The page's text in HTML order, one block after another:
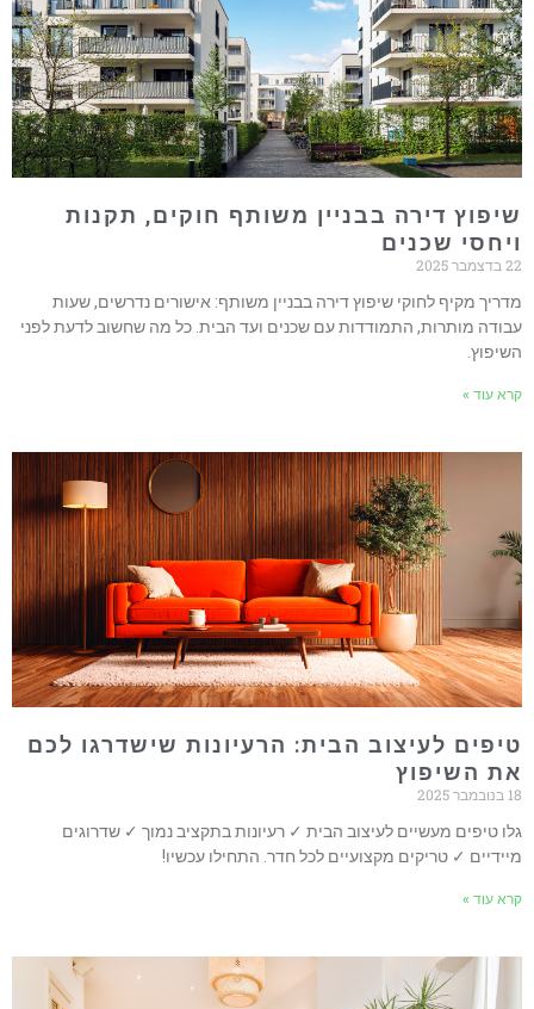
שיפוץ דירה בבניין משותף חוקים, תקנות
ויחסי שכנים
22 בדצמבר 2025
מדריך מקיף לחוקי שיפוץ דירה בבניין משותף: אישורים נדרשים, שעות
עבודה מותרות, התמודדות עם שכנים ועד הבית. כל מה שחשוב לדעת לפני
השיפוץ.
קרא עוד »
טיפים לעיצוב הבית: הרעיונות שישדרגו לכם
את השיפוץ
18 בנובמבר 2025
גלו טיפים מעשיים לעיצוב הבית ✓ רעיונות בתקציב נמוך ✓ שדרוגים
מיידיים ✓ טריקים מקצועיים לכל חדר. התחילו עכשיו!
קרא עוד »